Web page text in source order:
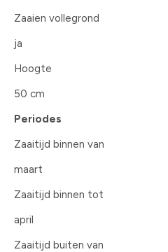
Zaaien vollegrond
ja
Hoogte
50 cm
Periodes
Zaaitijd binnen van
maart
Zaaitijd binnen tot
april
Zaaitijd buiten van